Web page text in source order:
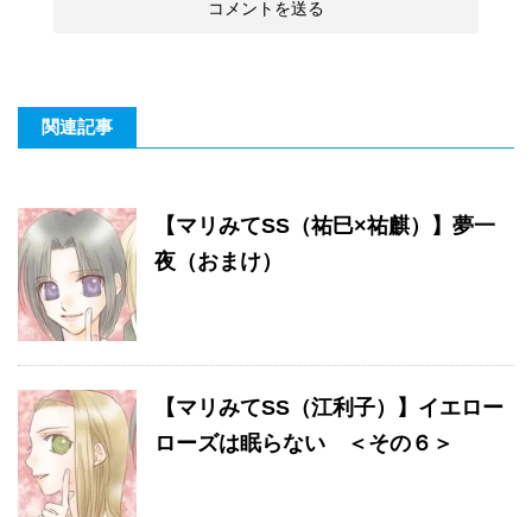
関連記事
【マリみてSS（祐巳×祐麒）】夢一
夜（おまけ）
【マリみてSS（江利子）】イエロー
ローズは眠らない ＜その６＞